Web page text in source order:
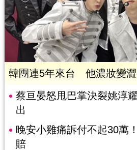
韓團連5年來台 他濃妝變
蔡亘晏怒甩巴掌決裂姚淳
出
晚安小雞痛訴付不起30萬
賠